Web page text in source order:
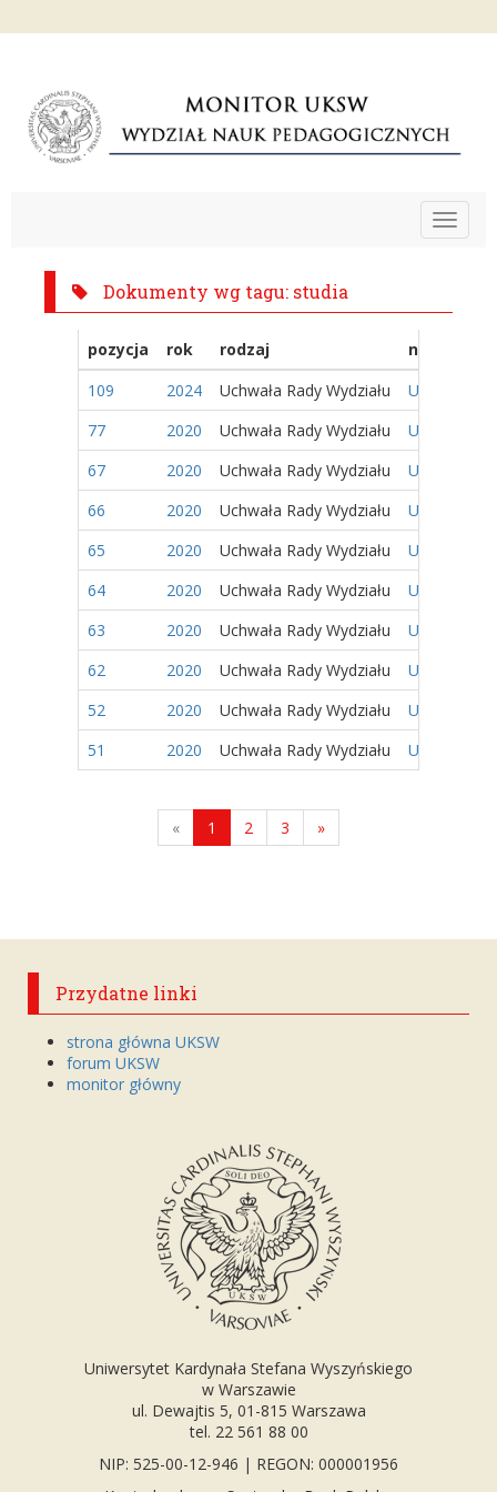
Toggle
Dokumenty wg tagu: studia
pozycja rok rodzaj
nazwa
109
2024 Uchwała Rady Wydziału
Uchwała
77
2020 Uchwała Rady Wydziału
Uchwała
67
2020 Uchwała Rady Wydziału
Uchwała
66
2020 Uchwała Rady Wydziału
Uchwała
65
2020 Uchwała Rady Wydziału
Uchwała
64
2020 Uchwała Rady Wydziału
Uchwała
63
2020 Uchwała Rady Wydziału
Uchwała
62
2020 Uchwała Rady Wydziału
Uchwała
52
2020 Uchwała Rady Wydziału
Uchwała
51
2020 Uchwała Rady Wydziału Uchwała
« 1 2 3 »
Przydatne linki
strona główna UKSW
forum UKSW
monitor główny
Uniwersytet Kardynała Stefana Wyszyńskiego
w Warszawie
ul. Dewajtis 5, 01-815 Warszawa
tel. 22 561 88 00
NIP: 525-00-12-946 | REGON: 000001956